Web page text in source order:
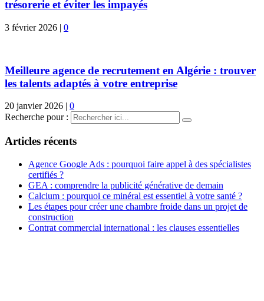
trésorerie et éviter les impayés
3 février 2026 | 0
Meilleure agence de recrutement en Algérie : trouver
les talents adaptés à votre entreprise
20 janvier 2026 | 0
Recherche pour :
Articles récents
Agence Google Ads : pourquoi faire appel à des spécialistes
certifiés ?
GEA : comprendre la publicité générative de demain
Calcium : pourquoi ce minéral est essentiel à votre santé ?
Les étapes pour créer une chambre froide dans un projet de
construction
Contrat commercial international : les clauses essentielles